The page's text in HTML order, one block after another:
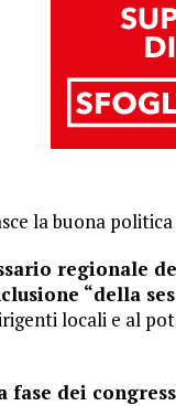
la buona
regionale
“della
locali e al
fase dei